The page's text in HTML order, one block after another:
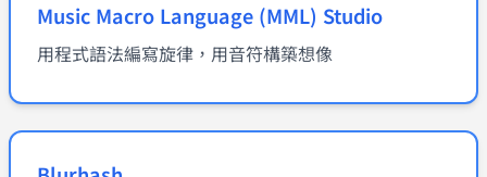
Music Macro Language (MML) Studio
用程式語法編寫旋律，用音符構築想像